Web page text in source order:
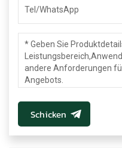
Schicken